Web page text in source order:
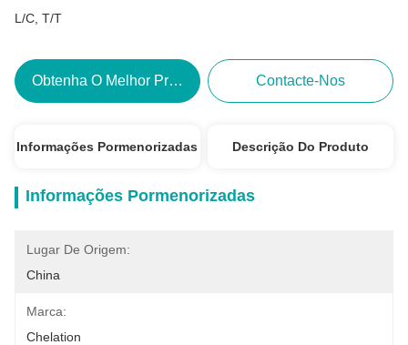
L/C, T/T
Obtenha O Melhor Preço Contacte-Nos
Informações Pormenorizadas Descrição Do Produto
Informações Pormenorizadas
Lugar De Origem:
China
Marca:
Chelation